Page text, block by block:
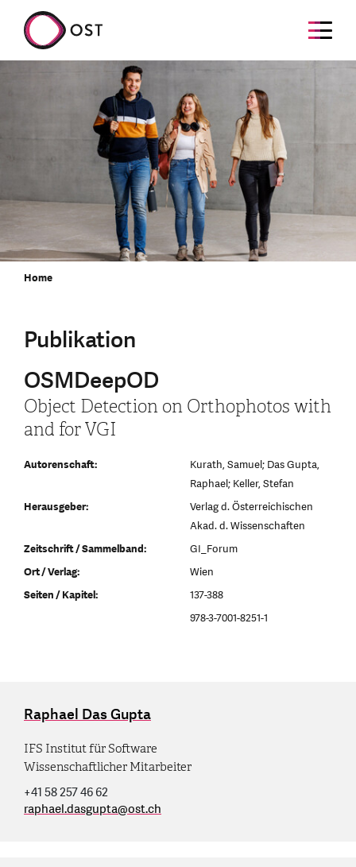
Home
Publikation
OSMDeepOD
Object Detection on Orthophotos with
and for VGI
Autorenschaft:
Kurath, Samuel; Das Gupta,
Raphael; Keller, Stefan
Herausgeber:
Verlag d. Österreichischen
Akad. d. Wissenschaften
Zeitschrift / Sammelband:
GI_Forum
Ort / Verlag:
Wien
Seiten / Kapitel:
137-388
978-3-7001-8251-1
Raphael Das Gupta
IFS Institut für Software
Wissenschaftlicher Mitarbeiter
+41 58 257 46 62
raphael.dasgupta@ost.ch